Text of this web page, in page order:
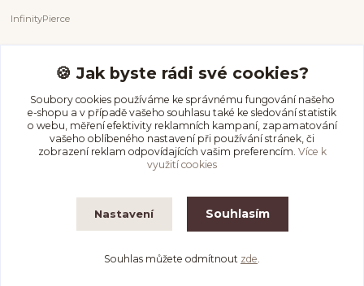
InfinityPierce
+420 731 681 038
(Po-Ne, 9-18 hod.)
info@infinitypierce.cz
Vytvořeno na
Eshop-rychle.cz
🍪 Jak byste rádi své cookies?
Soubory cookies používáme ke správnému fungování našeho
e-shopu a v případě vašeho souhlasu také ke sledování statistik
o webu, měření efektivity reklamních kampaní, zapamatování
vašeho oblíbeného nastavení při používání stránek, či
zobrazení reklam odpovídajících vašim preferencím. Více k
využití cookies
Nastavení Souhlasím
Souhlas můžete odmítnout zde